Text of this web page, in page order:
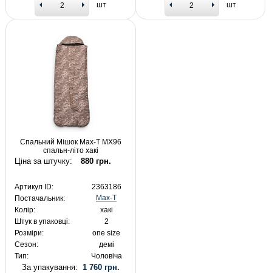
шт шт
Спальний Мішок Max-T MX96
спальн-літо хакі
Ціна за штучку: 880 грн.
Артикул ID:
2363186
Постачальник:
Max-T
Колір:
хакі
Штук в упаковці:
2
Розміри:
one size
Сезон:
демі
Тип:
Чоловіча
За упакування: 1 760 грн.